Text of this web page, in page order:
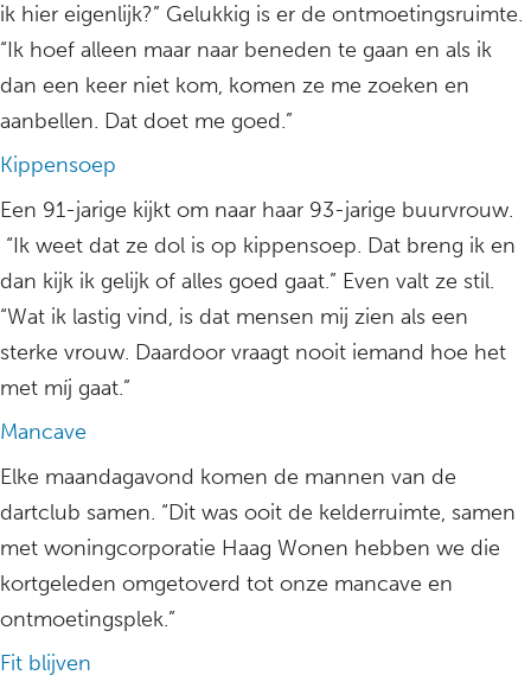
ik hier eigenlijk?” Gelukkig is er de ontmoetingsruimte.
“Ik hoef alleen maar naar beneden te gaan en als ik
dan een keer niet kom, komen ze me zoeken en
aanbellen. Dat doet me goed.”
Kippensoep
Een 91-jarige kijkt om naar haar 93-jarige buurvrouw.
“Ik weet dat ze dol is op kippensoep. Dat breng ik en
dan kijk ik gelijk of alles goed gaat.” Even valt ze stil.
“Wat ik lastig vind, is dat mensen mij zien als een
sterke vrouw. Daardoor vraagt nooit iemand hoe het
met míj gaat.”
Mancave
Elke maandagavond komen de mannen van de
dartclub samen. “Dit was ooit de kelderruimte, samen
met woningcorporatie Haag Wonen hebben we die
kortgeleden omgetoverd tot onze mancave en
ontmoetingsplek.”
Fit blijven